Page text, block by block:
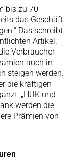
bis zu 70
das Geschäft.
Das schreibt
Artikel.
Verbraucher
auch in
steigen werden.
die kräftigen
„HUK und
werden die
Prämien von